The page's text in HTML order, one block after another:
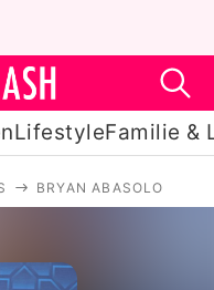
LifestyleFamilie &
BRYAN ABASOLO